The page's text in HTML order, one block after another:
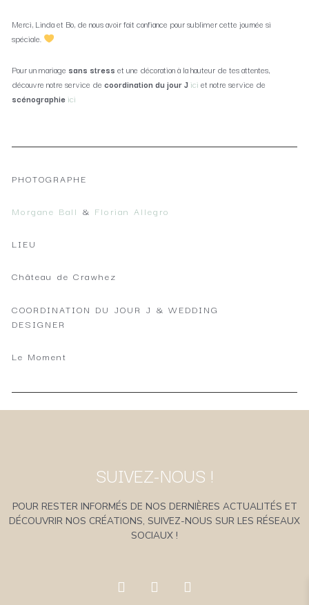
Merci, Linda et Bo, de nous avoir fait confiance pour sublimer cette journée si
spéciale.
Pour un mariage sans stress et une décoration à la hauteur de tes attentes,
découvre notre service decoordination du jour Jici et notre service de
scénographieici
PHOTOGRAPHE
Morgane Ball & Florian Allegro
LIEU
Château de Crawhez
COORDINATION DU JOUR J & WEDDING
DESIGNER
Le Moment
SUIVEZ-NOUS !
POUR RESTER INFORMÉS DE NOS DERNIÈRES ACTUALITÉS ET
DÉCOUVRIR NOS CRÉATIONS, SUIVEZ-NOUS SUR LES RÉSEAUX
SOCIAUX !